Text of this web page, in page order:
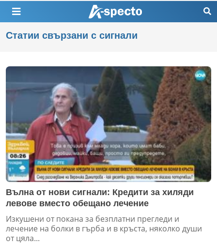
Статии свързани с сигнали
Вълна от нови сигнали: Кредити за хиляди
левове вместо обещано лечение
Изкушени от покана за безплатни прегледи и
лечение на болки в гърба и в кръста, няколко души
от цяла...